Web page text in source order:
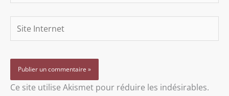
Site
Internet
Ce site utilise Akismet pour réduire les indésirables.